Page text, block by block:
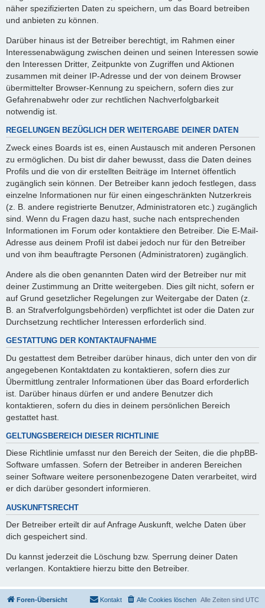
näher spezifizierten Daten zu speichern, um das Board betreiben
und anbieten zu können.
Darüber hinaus ist der Betreiber berechtigt, im Rahmen einer
Interessenabwägung zwischen deinen und seinen Interessen sowie
den Interessen Dritter, Zeitpunkte von Zugriffen und Aktionen
zusammen mit deiner IP-Adresse und der von deinem Browser
übermittelter Browser-Kennung zu speichern, sofern dies zur
Gefahrenabwehr oder zur rechtlichen Nachverfolgbarkeit
notwendig ist.
REGELUNGEN BEZÜGLICH DER WEITERGABE DEINER DATEN
Zweck eines Boards ist es, einen Austausch mit anderen Personen
zu ermöglichen. Du bist dir daher bewusst, dass die Daten deines
Profils und die von dir erstellten Beiträge im Internet öffentlich
zugänglich sein können. Der Betreiber kann jedoch festlegen, dass
einzelne Informationen nur für einen eingeschränkten Nutzerkreis
(z. B. andere registrierte Benutzer, Administratoren etc.) zugänglich
sind. Wenn du Fragen dazu hast, suche nach entsprechenden
Informationen im Forum oder kontaktiere den Betreiber. Die E-Mail-
Adresse aus deinem Profil ist dabei jedoch nur für den Betreiber
und von ihm beauftragte Personen (Administratoren) zugänglich.
Andere als die oben genannten Daten wird der Betreiber nur mit
deiner Zustimmung an Dritte weitergeben. Dies gilt nicht, sofern er
auf Grund gesetzlicher Regelungen zur Weitergabe der Daten (z.
B. an Strafverfolgungsbehörden) verpflichtet ist oder die Daten zur
Durchsetzung rechtlicher Interessen erforderlich sind.
GESTATTUNG DER KONTAKTAUFNAHME
Du gestattest dem Betreiber darüber hinaus, dich unter den von dir
angegebenen Kontaktdaten zu kontaktieren, sofern dies zur
Übermittlung zentraler Informationen über das Board erforderlich
ist. Darüber hinaus dürfen er und andere Benutzer dich
kontaktieren, sofern du dies in deinem persönlichen Bereich
gestattet hast.
GELTUNGSBEREICH DIESER RICHTLINIE
Diese Richtlinie umfasst nur den Bereich der Seiten, die die phpBB-
Software umfassen. Sofern der Betreiber in anderen Bereichen
seiner Software weitere personenbezogene Daten verarbeitet, wird
er dich darüber gesondert informieren.
AUSKUNFTSRECHT
Der Betreiber erteilt dir auf Anfrage Auskunft, welche Daten über
dich gespeichert sind.
Du kannst jederzeit die Löschung bzw. Sperrung deiner Daten
verlangen. Kontaktiere hierzu bitte den Betreiber.
Foren-Übersicht Alle Zeiten sind UTC
Alle Cookies löschen
Kontakt